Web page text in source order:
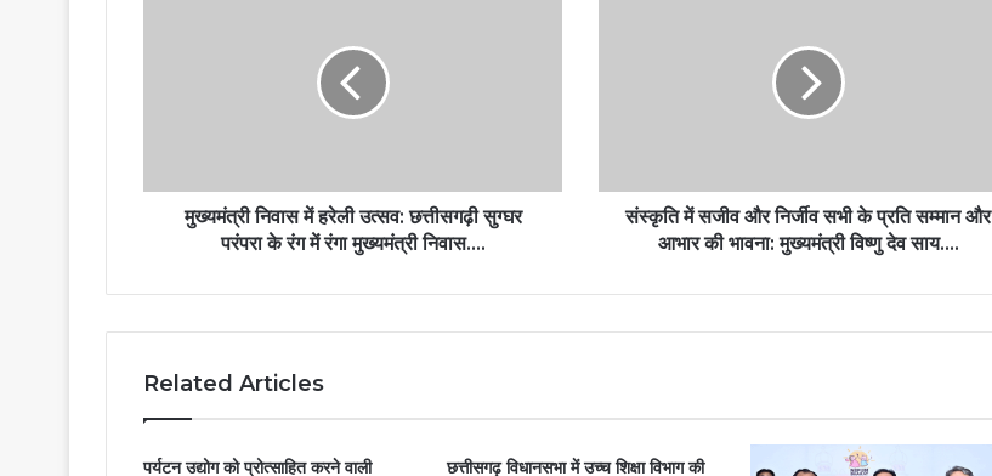
मुख्यमंत्री निवास में हरेली उत्सव: छत्तीसगढ़ी सुग्घर
परंपरा के रंग में रंगा मुख्यमंत्री निवास….
संस्कृति में सजीव और निर्जीव सभी के प्रति सम्मान और
आभार की भावना: मुख्यमंत्री विष्णु देव साय….
Related Articles
पर्यटन उद्योग को प्रोत्साहित करने वाली
छत्तीसगढ़ विधानसभा में उच्च शिक्षा विभाग की